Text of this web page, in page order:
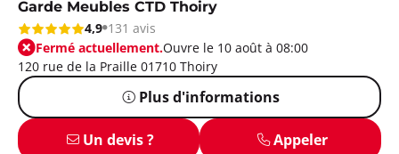
Garde Meubles CTD Thoiry
4,9 131 avis
Fermé actuellement.Ouvre le 10 août à 08:00
120 rue de la Praille 01710 Thoiry
Plus d'informations
Un devis ? Appeler